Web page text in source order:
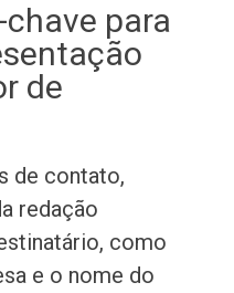
para
de
de contato,
redação
como
e o nome do